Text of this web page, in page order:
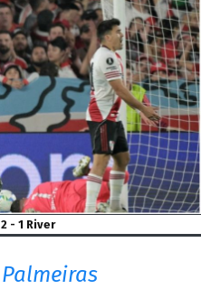
- 1 River